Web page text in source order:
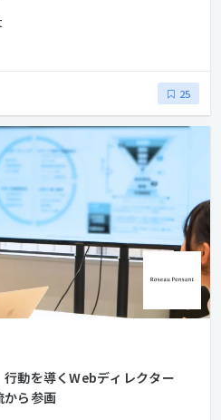
25
行動を導くWebディレクター
から参画